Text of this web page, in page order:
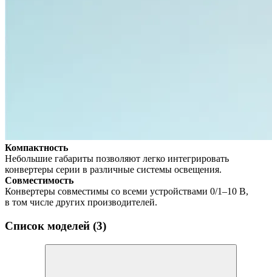
Компактность
Небольшие габариты позволяют легко интегрировать
конвертеры серии в различные системы освещения.
Совместимость
Конвертеры совместимы со всеми устройствами 0/1–10 В,
в том числе других производителей.
Список моделей (3)